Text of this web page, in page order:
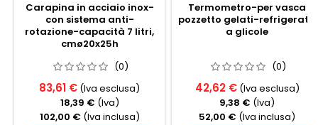
Carapina in acciaio inox-
con sistema anti-
rotazione-capacità 7 litri,
cmø20x25h
(0)
83,61 € (Iva esclusa)
18,39 € (Iva)
102,00 € (Iva inclusa)
Termometro-per vasca
pozzetto gelati-refrigerata
a glicole
(0)
42,62 € (Iva esclusa)
9,38 € (Iva)
52,00 € (Iva inclusa)